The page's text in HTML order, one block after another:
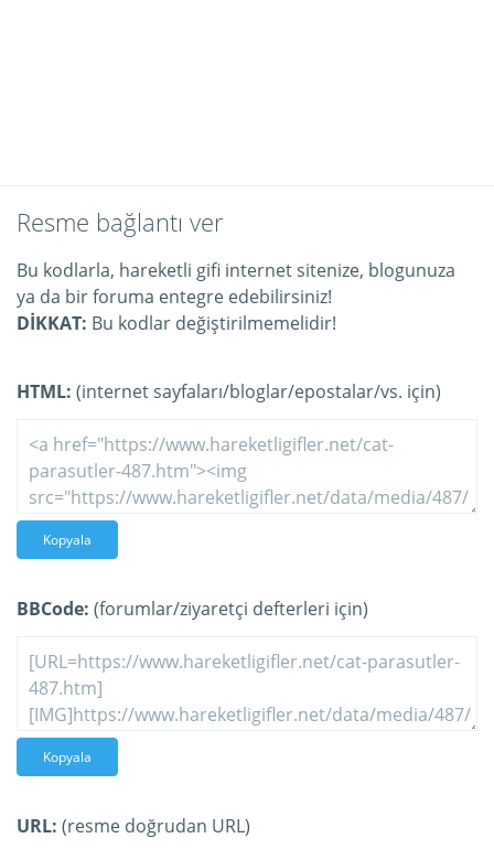
Resme bağlantı ver
Bu kodlarla, hareketli gifi internet sitenize, blogunuza
ya da bir foruma entegre edebilirsiniz!
DİKKAT: Bu kodlar değiştirilmemelidir!
HTML: (internet sayfaları/bloglar/epostalar/vs. için)
Kopyala
BBCode: (forumlar/ziyaretçi defterleri için)
Kopyala
URL: (resme doğrudan URL)